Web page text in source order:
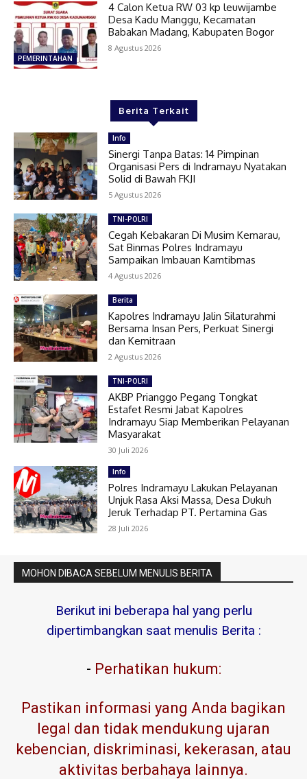
PEMERINTAHAN
4 Calon Ketua RW 03 kp leuwijambe
Desa Kadu Manggu, Kecamatan
Babakan Madang, Kabupaten Bogor
8 Agustus 2026
Berita Terkait
Info
Sinergi Tanpa Batas: 14 Pimpinan
Organisasi Pers di Indramayu Nyatakan
Solid di Bawah FKJI
5 Agustus 2026
TNI-POLRI
Cegah Kebakaran Di Musim Kemarau,
Sat Binmas Polres Indramayu
Sampaikan Imbauan Kamtibmas
4 Agustus 2026
Berita
Kapolres Indramayu Jalin Silaturahmi
Bersama Insan Pers, Perkuat Sinergi
dan Kemitraan
2 Agustus 2026
TNI-POLRI
AKBP Prianggo Pegang Tongkat
Estafet Resmi Jabat Kapolres
Indramayu Siap Memberikan Pelayanan
Masyarakat
30 Juli 2026
Info
Polres Indramayu Lakukan Pelayanan
Unjuk Rasa Aksi Massa, Desa Dukuh
Jeruk Terhadap PT. Pertamina Gas
28 Juli 2026
MOHON DIBACA SEBELUM MENULIS BERITA
Berikut ini beberapa hal yang perlu
dipertimbangkan saat menulis Berita :
- Perhatikan hukum:
Pastikan informasi yang Anda bagikan
legal dan tidak mendukung ujaran
kebencian, diskriminasi, kekerasan, atau
aktivitas berbahaya lainnya.